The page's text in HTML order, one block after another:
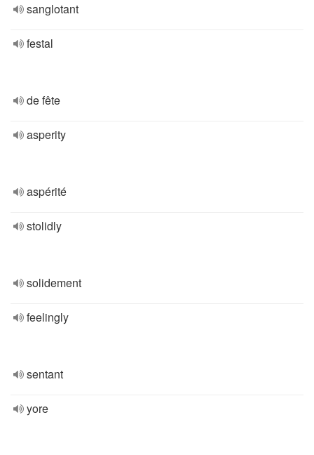
sanglotant
festal
de fête
asperity
aspérité
stolidly
solidement
feelingly
sentant
yore